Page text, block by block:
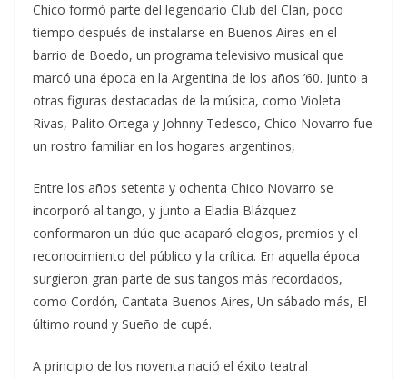
Chico formó parte del legendario Club del Clan, poco
tiempo después de instalarse en Buenos Aires en el
barrio de Boedo, un programa televisivo musical que
marcó una época en la Argentina de los años ’60. Junto a
otras figuras destacadas de la música, como Violeta
Rivas, Palito Ortega y Johnny Tedesco, Chico Novarro fue
un rostro familiar en los hogares argentinos,
Entre los años setenta y ochenta Chico Novarro se
incorporó al tango, y junto a Eladia Blázquez
conformaron un dúo que acaparó elogios, premios y el
reconocimiento del público y la crítica. En aquella época
surgieron gran parte de sus tangos más recordados,
como Cordón, Cantata Buenos Aires, Un sábado más, El
último round y Sueño de cupé.
A principio de los noventa nació el éxito teatral